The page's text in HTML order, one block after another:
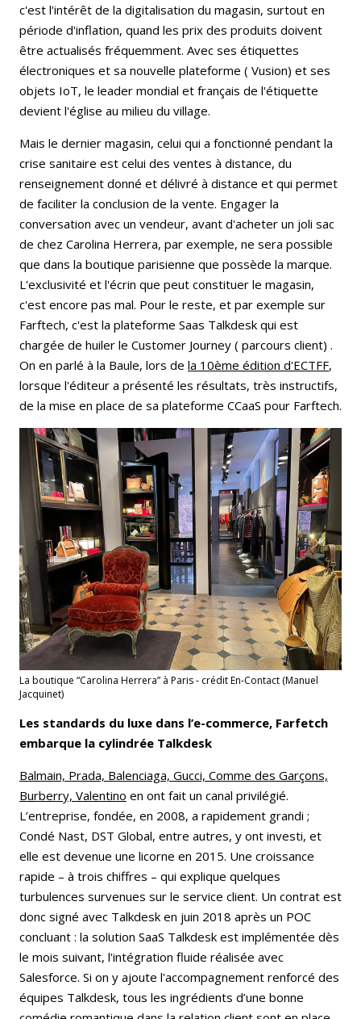
c'est l'intérêt de la digitalisation du magasin, surtout en
période d'inflation, quand les prix des produits doivent
être actualisés fréquemment. Avec ses étiquettes
électroniques et sa nouvelle plateforme ( Vusion) et ses
objets IoT, le leader mondial et français de l'étiquette
devient l'église au milieu du village.
Mais le dernier magasin, celui qui a fonctionné pendant la
crise sanitaire est celui des ventes à distance, du
renseignement donné et délivré à distance et qui permet
de faciliter la conclusion de la vente. Engager la
conversation avec un vendeur, avant d'acheter un joli sac
de chez Carolina Herrera, par exemple, ne sera possible
que dans la boutique parisienne que possède la marque.
L'exclusivité et l'écrin que peut constituer le magasin,
c'est encore pas mal. Pour le reste, et par exemple sur
Farftech, c'est la plateforme Saas Talkdesk qui est
chargée de huiler le Customer Journey ( parcours client) .
On en parlé à la Baule, lors de la 10ème édition d'ECTFF,
lorsque l'éditeur a présenté les résultats, très instructifs,
de la mise en place de sa plateforme CCaaS pour Farftech.
La boutique “Carolina Herrera” à Paris - crédit En-Contact (Manuel
Jacquinet)
Les standards du luxe dans l’e-commerce, Farfetch
embarque la cylindrée Talkdesk
Balmain, Prada, Balenciaga, Gucci, Comme des Garçons,
Burberry, Valentino en ont fait un canal privilégié.
L’entreprise, fondée, en 2008, a rapidement grandi ;
Condé Nast, DST Global, entre autres, y ont investi, et
elle est devenue une licorne en 2015. Une croissance
rapide – à trois chiffres – qui explique quelques
turbulences survenues sur le service client. Un contrat est
donc signé avec Talkdesk en juin 2018 après un POC
concluant : la solution SaaS Talkdesk est implémentée dès
le mois suivant, l'intégration fluide réalisée avec
Salesforce. Si on y ajoute l'accompagnement renforcé des
équipes Talkdesk, tous les ingrédients d’une bonne